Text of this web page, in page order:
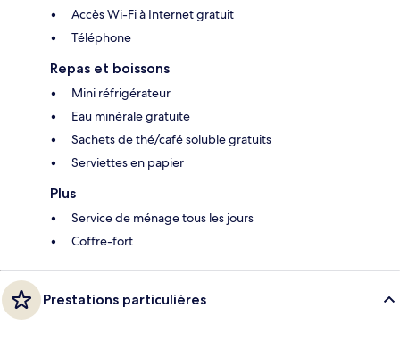
Accès Wi-Fi à Internet gratuit
Téléphone
Repas et boissons
Mini réfrigérateur
Eau minérale gratuite
Sachets de thé/café soluble gratuits
Serviettes en papier
Plus
Service de ménage tous les jours
Coffre-fort
Prestations particulières